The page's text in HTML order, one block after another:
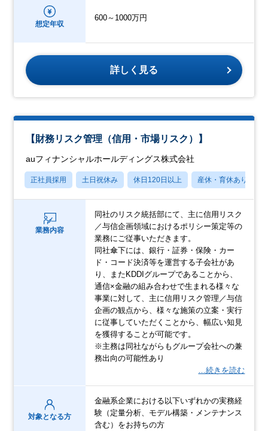
想定年収
600～1000万円
詳しく見る
【財務リスク管理（信用・市場リスク）】
auフィナンシャルホールディングス株式会社
正社員採用 土日祝休み 休日120日以上 産休・育休あり
業務内容
同社のリスク統括部にて、主に信用リスク
／与信企画領域におけるポリシー策定等の
業務にご従事いただきます。
同社傘下には、銀行・証券・保険・カー
ド・コード決済等を運営する子会社があ
り、またKDDIグループであることから、
通信×金融の組み合わせで生まれる様々な
事業に対して、主に信用リスク管理／与信
企画の観点から、様々な施策の立案・実行
に従事していただくことから、幅広い知見
を獲得することが可能です。
※主務は同社ながらもグループ会社への兼
務出向の可能性あり
…続きを読む
対象となる方
金融系企業における以下いずれかの実務経
験（定量分析、モデル構築・メンテナンス
含む）をお持ちの方